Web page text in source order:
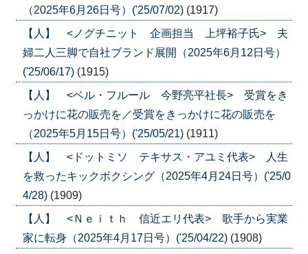
（2025年6月26日号）('25/07/02) (1917)
【人】 <ノグチニット 企画担当 上坪裕子氏> 夫
婦二人三脚で自社ブランド展開（2025年6月12日号）
('25/06/17) (1915)
【人】 <ベル・フルール 今野亮平社長> 受賞をき
っかけに花の販売を／受賞をきっかけに花の販売を
（2025年5月15日号）('25/05/21) (1911)
【人】 <ドットミソ テキサス・アユミ代表> 人生
を救ったキックボクシング（2025年4月24日号）('25/0
4/28) (1909)
【人】 <Ｎｅｉｔｈ 信近エリ代表> 歌手から実業
家に転身（2025年4月17日号）('25/04/22) (1908)